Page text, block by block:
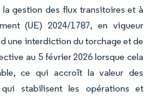
gestion des flux transitoires et à
(UE) 2024/1787, en vigueur
une interdiction du torchage et de
au 5 février 2026 lorsque cela
ce qui accroît la valeur des
stabilisent les opérations et